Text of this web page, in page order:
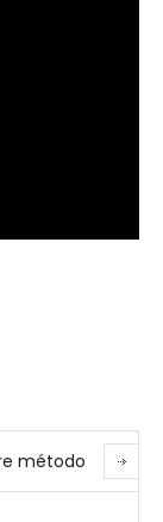
método